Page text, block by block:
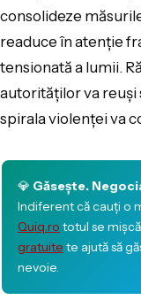
consolideze
readuce în atenție
tensionată a lumii.
autorităților va reuși
spirala violenței va
💎 Găsește.
Indiferent că cauți o
Quiq.ro totul se
gratuite te ajută să
nevoie.